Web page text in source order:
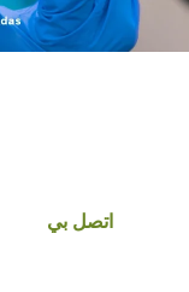
اتصل بي